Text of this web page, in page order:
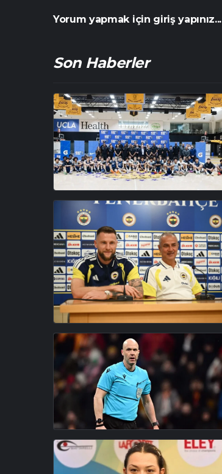
Yorum yapmak için giriş yapınız...
Son Haberler